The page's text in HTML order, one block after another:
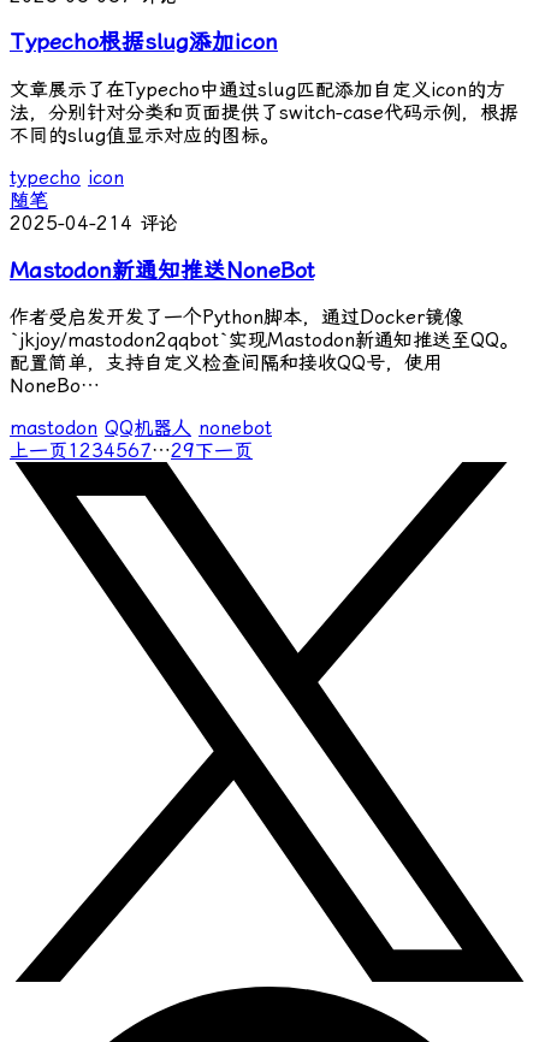
Typecho根据slug添加icon
文章展示了在Typecho中通过slug匹配添加自定义icon的方
法，分别针对分类和页面提供了switch-case代码示例，根据
不同的slug值显示对应的图标。
typecho icon
随笔
2025-04-21 4 评论
Mastodon新通知推送NoneBot
作者受启发开发了一个Python脚本，通过Docker镜像
`jkjoy/mastodon2qqbot`实现Mastodon新通知推送至QQ。
配置简单，支持自定义检查间隔和接收QQ号，使用
NoneBo…
mastodon QQ机器人 nonebot
上一页1 234567…29下一页